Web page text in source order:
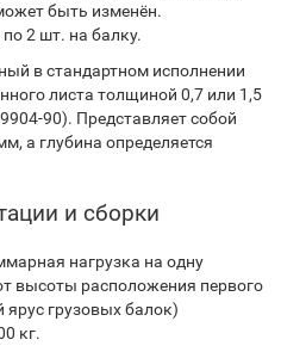
быть изменён.
2 шт. на балку.
в стандартном исполнении
листа толщиной 0,7 или 1,5
90). Представляет собой
а глубина определяется
и сборки
нагрузка на одну
высоты расположения первого
грузовых балок)
кг.